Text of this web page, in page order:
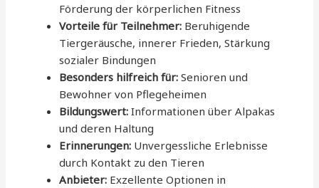
Förderung der körperlichen Fitness
Vorteile für Teilnehmer: Beruhigende
Tiergeräusche, innerer Frieden, Stärkung
sozialer Bindungen
Besonders hilfreich für: Senioren und
Bewohner von Pflegeheimen
Bildungswert: Informationen über Alpakas
und deren Haltung
Erinnerungen: Unvergessliche Erlebnisse
durch Kontakt zu den Tieren
Anbieter: Exzellente Optionen in